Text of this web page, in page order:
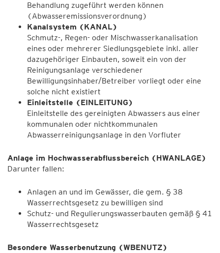
Behandlung zugeführt werden können
(Abwasseremissionsverordnung)
Kanalsystem (KANAL)
Schmutz-, Regen- oder Mischwasserkanalisation
eines oder mehrerer Siedlungsgebiete inkl. aller
dazugehöriger Einbauten, soweit ein von der
Reinigungsanlage verschiedener
Bewilligungsinhaber/Betreiber vorliegt oder eine
solche nicht existiert
Einleitstelle (EINLEITUNG)
Einleitstelle des gereinigten Abwassers aus einer
kommunalen oder nichtkommunalen
Abwasserreinigungsanlage in den Vorfluter
Anlage im Hochwasserabflussbereich (HWANLAGE)
Darunter fallen:
Anlagen an und im Gewässer, die gem. § 38
Wasserrechtsgesetz zu bewilligen sind
Schutz- und Regulierungswasserbauten gemäß § 41
Wasserrechtsgesetz
Besondere Wasserbenutzung (WBENUTZ)